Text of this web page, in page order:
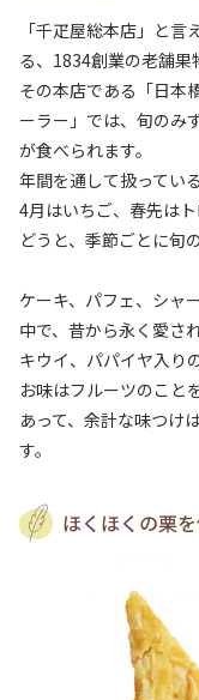
「千疋屋総本店」と
る、1834創業の老舗果
その本店である「日本
ーラー」では、旬のみ
が食べられます。
年間を通して扱ってい
4月はいちご、春先は
どうと、季節ごとに旬
ケーキ、パフェ、シャ
中で、昔から永く愛さ
キウイ、パパイヤ入り
お味はフルーツのこと
あって、余計な味つけ
す。
ほくほくの栗